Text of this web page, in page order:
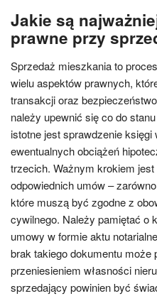
Jakie są
prawne przy
Sprzedaż mieszkania to
wielu aspektów prawnych,
transakcji oraz
należy upewnić się co do
istotne jest sprawdzenie
ewentualnych obciążeń
trzecich. Ważnym krokiem
odpowiednich umów –
które muszą być zgodne z
cywilnego. Należy pamiętać o
umowy w formie aktu
brak takiego dokumentu może
przeniesieniem własności
sprzedający powinien być